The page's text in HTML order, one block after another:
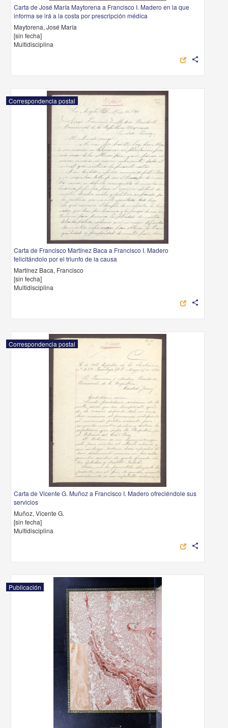
Carta de José María Maytorena a Francisco I. Madero en la que
informa se irá a la costa por prescripción médica
Maytorena, José María
[sin fecha]
Multidisciplina
share
Correspondencia postal
Carta de Francisco Martínez Baca a Francisco I. Madero
felicitándolo por el triunfo de la causa
Martínez Baca, Francisco
[sin fecha]
Multidisciplina
share
Correspondencia postal
Carta de Vicente G. Muñoz a Francisco I. Madero ofreciéndole sus
servicios
Muñoz, Vicente G.
[sin fecha]
Multidisciplina
share
Publicación